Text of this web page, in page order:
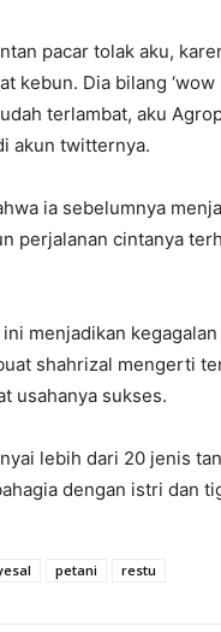
pacar tolak aku,
kebun. Dia bilang ‘wow
terlambat, aku
akun twitternya.
ia sebelumnya
perjalanan cintanya
menjadikan
shahrizal mengerti
usahanya sukses.
lebih dari 20 jenis
dengan istri dan
petani restu